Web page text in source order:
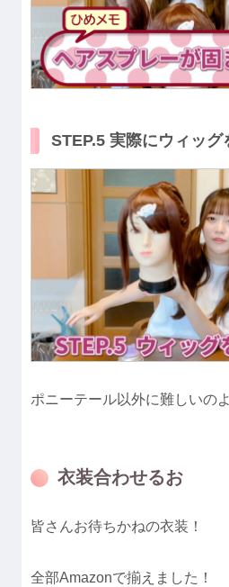
STEP.5 実際にウィッグ
ポニーテール以外に難しいの
衣装合わせるお
皆さんお待ちかねの衣装！
全部Amazonで揃えました！